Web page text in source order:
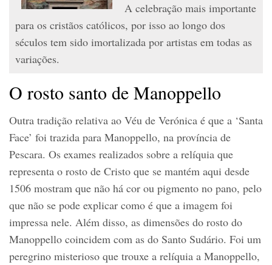
A celebração mais importante
para os cristãos católicos, por isso ao longo dos
séculos tem sido imortalizada por artistas em todas as
variações.
O rosto santo de Manoppello
Outra tradição relativa ao Véu de Verónica é que a ‘Santa
Face’ foi trazida para Manoppello, na província de
Pescara. Os exames realizados sobre a relíquia que
representa o rosto de Cristo que se mantém aqui desde
1506 mostram que não há cor ou pigmento no pano, pelo
que não se pode explicar como é que a imagem foi
impressa nele. Além disso, as dimensões do rosto do
Manoppello coincidem com as do Santo Sudário. Foi um
peregrino misterioso que trouxe a relíquia a Manoppello,